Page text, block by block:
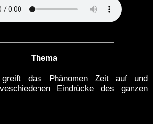
Thema
greift das Phänomen Zeit auf und
Eindrücke des ganzen